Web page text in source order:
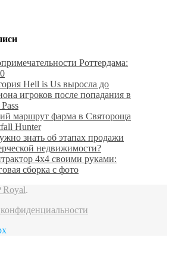
Роттердама:
Hell is Us выросла до
игроков после попадания в
маршрут фарма в Святороща
Hunter
знать об этапах продажи
недвижимости?
4х4 своими руками:
сборка с фото
Royal.